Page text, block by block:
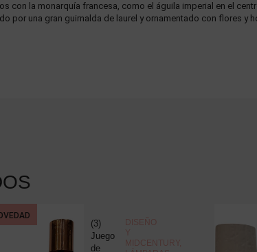
con la monarquía francesa, como el águila imperial en el
por una gran guirnalda de laurel y ornamentado con flores y
(3)
Juego
de
DISEÑO
Y
MIDCENTURY,